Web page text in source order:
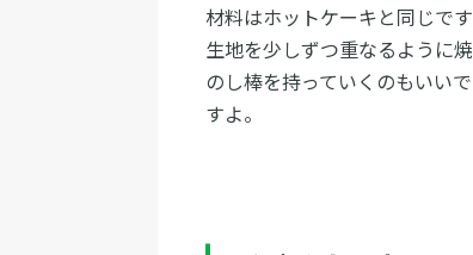
材料はホットケーキと同じで
生地を少しずつ重なるように焼
のし棒を持っていくのもいい
すよ。